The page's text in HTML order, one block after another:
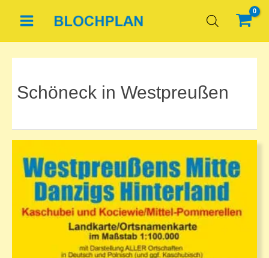
Inhalt
springen
Schöneck in Westpreußen